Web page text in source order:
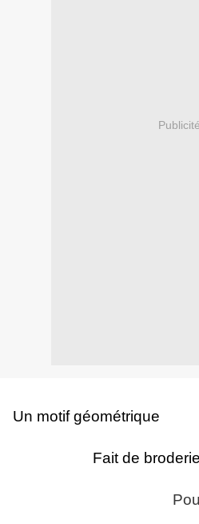
Publicité
Un motif géométrique
Fait de
Pour ce